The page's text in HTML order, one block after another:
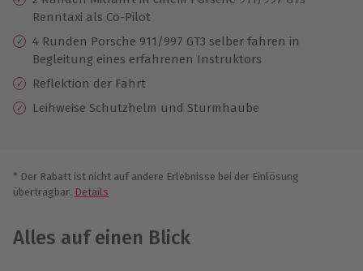
Renntaxi als Co-Pilot
4 Runden Porsche 911/997 GT3 selber fahren in
Begleitung eines erfahrenen Instruktors
Reflektion der Fahrt
Leihweise Schutzhelm und Sturmhaube
* Der Rabatt ist nicht auf andere Erlebnisse bei der Einlösung
übertragbar. Details
Alles auf einen Blick